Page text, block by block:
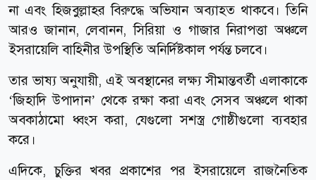
না এবং হিজবুল্লাহর বিরুদ্ধে অভিযান অব্যাহত থাকবে। তিনি
আরও জানান, লেবানন, সিরিয়া ও গাজার নিরাপত্তা অঞ্চলে
ইসরায়েলি বাহিনীর উপস্থিতি অনির্দিষ্টকাল পর্যন্ত চলবে।
তার ভাষ্য অনুযায়ী, এই অবস্থানের লক্ষ্য সীমান্তবর্তী এলাকাকে
‘জিহাদি উপাদান’ থেকে রক্ষা করা এবং সেসব অঞ্চলে থাকা
অবকাঠামো ধ্বংস করা, যেগুলো সশস্ত্র গোষ্ঠীগুলো ব্যবহার
করে।
এদিকে, চুক্তির খবর প্রকাশের পর ইসরায়েলে রাজনৈতিক